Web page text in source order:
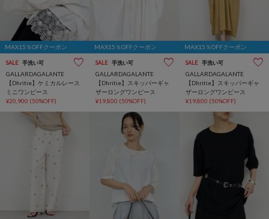
MAX15％OFFクーポン
SALE 手洗い可
GALLARDAGALANTE
【Dhritie】ケミカルレース
ミニワンピース
¥20,900 (50%OFF)
MAX15％OFFクーポン
SALE 手洗い可
GALLARDAGALANTE
【Dhritie】スキッパーギャ
ザーロングワンピース
¥19,800 (50%OFF)
MAX15％OFFクーポン
SALE 手洗い可
GALLARDAGALANTE
【Dhritie】スキッパーギャ
ザーロングワンピース
¥19,800 (50%OFF)